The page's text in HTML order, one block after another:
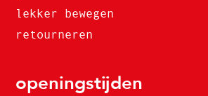
lekker bewegen
retourneren
openingstijden